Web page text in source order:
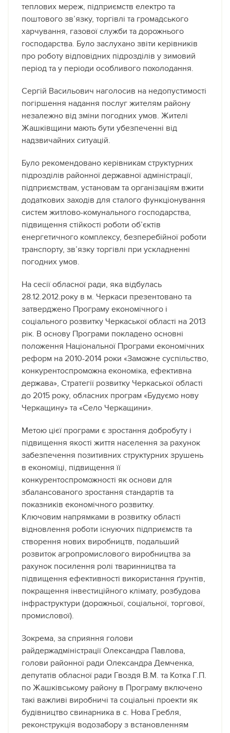
теплових мереж, підприємств електро та
поштового зв’язку, торгівлі та громадського
харчування, газової служби та дорожнього
господарства. Було заслухано звіти керівників
про роботу відповідних підрозділів у зимовий
період та у періоди особливого похолодання.
Сергій Васильович наголосив на недопустимості
погіршення надання послуг жителям району
незалежно від зміни погодних умов. Жителі
Жашківщини мають бути убезпеченні від
надзвичайних ситуацій.
Було рекомендовано керівникам структурних
підрозділів районної державної адміністрації,
підприємствам, установам та організаціям вжити
додаткових заходів для сталого функціонування
систем житлово-комунального господарства,
підвищення стійкості роботи об’єктів
енергетичного комплексу, безперебійної роботи
транспорту, зв’язку торгівлі при ускладненні
погодних умов.
На сесії обласної ради, яка відбулась
28.12.2012.року в м. Черкаси презентовано та
затверджено Програму економічного і
соціального розвитку Черкаської області на 2013
рік. В основу Програми покладено основні
положення Національної Програми економічних
реформ на 2010-2014 роки «Заможне суспільство,
конкурентоспроможна економіка, ефективна
держава», Стратегії розвитку Черкаської області
до 2015 року, обласних програм «Будуємо нову
Черкащину» та «Село Черкащини».
Метою цієї програми є зростання добробуту і
підвищення якості життя населення за рахунок
забезпечення позитивних структурних зрушень
в економіці, підвищення її
конкурентоспроможності як основи для
збалансованого зростання стандартів та
показників економічного розвитку.
Ключовим напрямками в розвитку області
відновлення роботи існуючих підприємств та
створення нових виробництв, подальший
розвиток агропромислового виробництва за
рахунок посилення ролі тваринництва та
підвищення ефективності використання ґрунтів,
покращення інвестиційного клімату, розбудова
інфраструктури (дорожньої, соціальної, торгової,
промислової).
Зокрема, за сприяння голови
райдержадміністрації Олександра Павлова,
голови районної ради Олександра Демченка,
депутатів обласної ради Гвоздя В.М. та Котка Г.П.
по Жашківському району в Програму включено
такі важливі виробничі та соціальні проекти як
будівництво свинарника в с. Нова Гребля,
реконструкція водозабору з встановленням